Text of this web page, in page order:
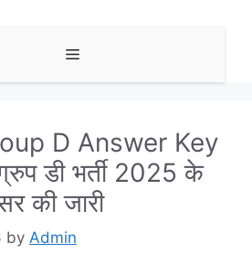
Menu
D Answer Key
डी भर्ती 2025 के
की जारी
by Admin